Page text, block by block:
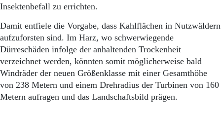
Insektenbefall zu errichten.
Damit entfiele die Vorgabe, dass Kahlflächen in Nutzwäldern
aufzuforsten sind. Im Harz, wo schwerwiegende
Dürreschäden infolge der anhaltenden Trockenheit
verzeichnet werden, könnten somit möglicherweise bald
Windräder der neuen Größenklasse mit einer Gesamthöhe
von 238 Metern und einem Drehradius der Turbinen von 160
Metern aufragen und das Landschaftsbild prägen.